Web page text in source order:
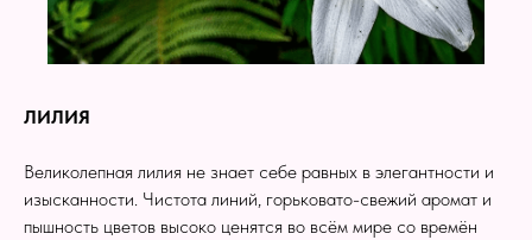
ЛИЛИЯ
Великолепная лилия не знает себе равных в элегантности и
изысканности. Чистота линий, горьковато-свежий аромат и
пышность цветов высоко ценятся во всём мире со времён